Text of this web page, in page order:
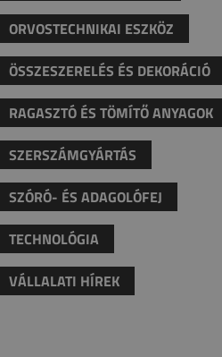
ORVOSTECHNIKAI ESZKÖZ
ÖSSZESZERELÉS ÉS DEKORÁCIÓ
RAGASZTÓ ÉS TÖMÍTŐ ANYAGOK
SZERSZÁMGYÁRTÁS
SZÓRÓ- ÉS ADAGOLÓFEJ
TECHNOLÓGIA
VÁLLALATI HÍREK